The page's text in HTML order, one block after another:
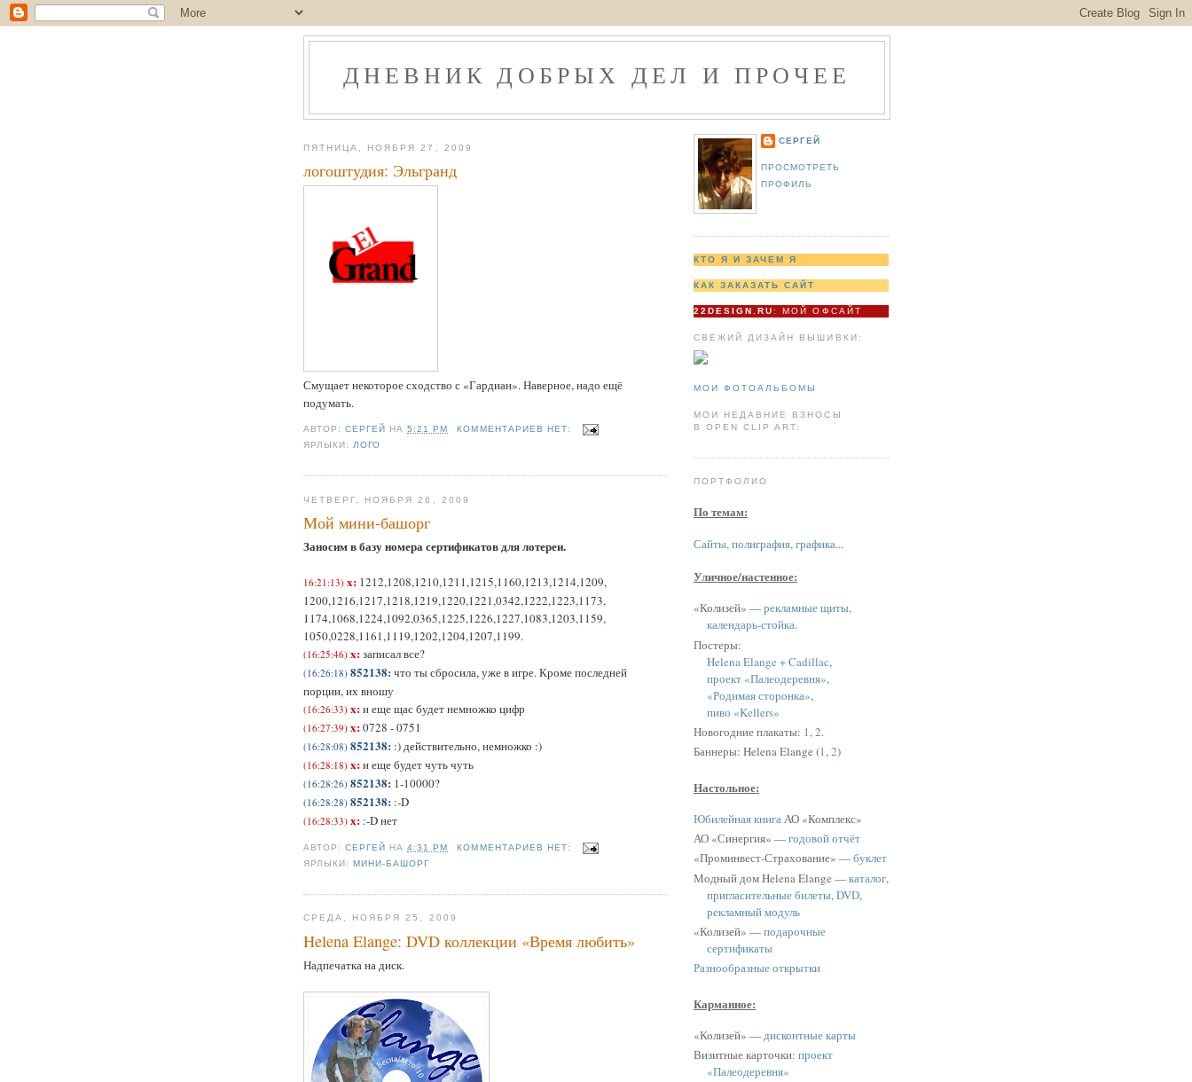
ДНЕВНИК ДОБРЫХ ДЕЛ И ПРОЧЕЕ
ПЯТНИЦА, НОЯБРЯ 27, 2009
логоштудия: Эльгранд
Смущает некоторое сходство с «Гардиан». Наверное, надо ещё
подумать.
АВТОР:СЕРГЕЙ НА5:21 PM
КОММЕНТАРИЕВ НЕТ:
ЯРЛЫКИ: ЛОГО
ЧЕТВЕРГ, НОЯБРЯ 26, 2009
Мой мини-башорг
Заносим в базу номера сертификатов для лотереи.
16:21:13) x: 1212,1208,1210,1211,1215,1160,1213,1214,1209,
1200,1216,1217,1218,1219,1220,1221,0342,1222,1223,1173,
1174,1068,1224,1092,0365,1225,1226,1227,1083,1203,1159,
1050,0228,1161,1119,1202,1204,1207,1199.
(16:25:46) x:записал все?
(16:26:18) 852138: что ты сбросила, уже в игре. Кроме последней
порции, их вношу
(16:26:33) x:и еще щас будет немножко цифр
(16:27:39) x:0728 - 0751
(16:28:08) 852138: :) действительно, немножко :)
(16:28:18) x:и еще будет чуть чуть
(16:28:26) 852138: 1-10000?
(16:28:28) 852138: :-D
(16:28:33) х: :-D нет
АВТОР:СЕРГЕЙ НА4:31 PM
КОММЕНТАРИЕВ НЕТ:
ЯРЛЫКИ:МИНИ-БАШОРГ
СРЕДА, НОЯБРЯ 25, 2009
Helena Elange: DVD коллекции «Время любить»
Надпечатка на диск.
СЕРГЕЙ
ПРОСМОТРЕТЬ
ПРОФИЛЬ
КТО Я И ЗАЧЕМ Я
КАК ЗАКАЗАТЬ САЙТ
22DESIGN.RU : МОЙ ОФСАЙТ
СВЕЖИЙ ДИЗАЙН ВЫШИВКИ:
МОИ ФОТОАЛЬБОМЫ
МОИ НЕДАВНИЕ ВЗНОСЫ
В OPEN CLIP ART:
ПОРТФОЛИО
По темам:
Сайты,полиграфия,графика...
Уличное/настенное:
«Колизей» —рекламные щиты,
календарь-стойка.
Постеры:
Helena Elange + Cadillac,
проект «Палеодеревня»,
«Родимая сторонка»,
пиво «Kellers»
Новогодние плакаты: 1,2.
Баннеры: Helena Elange (1,2)
Настольное:
Юбилейная книгаАО «Комплекс»
АО «Синергия» —годовой отчёт
«Проминвест-Страхование» —буклет
Модный дом Helena Elange —каталог,
пригласительные билеты,DVD,
рекламный модуль
«Колизей» —подарочные
сертификаты
Разнообразные открытки
Карманное:
«Колизей» —дисконтные карты
Визитные карточки: проект
«Палеодеревня»